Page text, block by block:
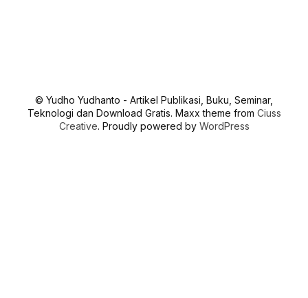
© Yudho Yudhanto - Artikel Publikasi, Buku, Seminar,
Teknologi dan Download Gratis. Maxx theme from Ciuss
Creative. Proudly powered by WordPress